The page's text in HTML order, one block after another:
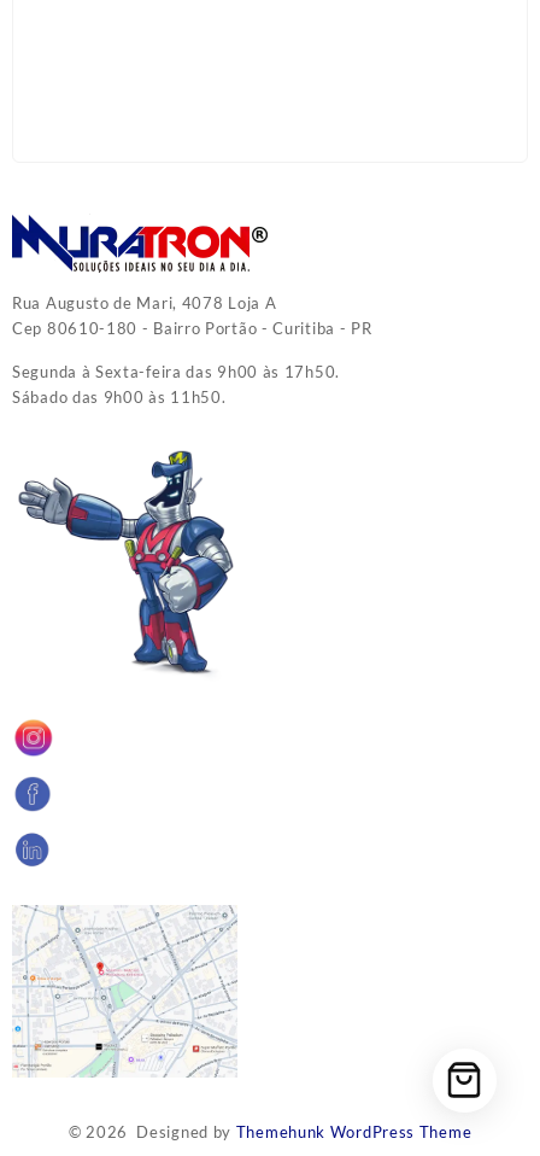
Rua Augusto de Mari, 4078 Loja A
Cep 80610-180 - Bairro Portão - Curitiba - PR
Segunda à Sexta-feira das 9h00 às 17h50.
Sábado das 9h00 às 11h50.
© 2026 Designed by Themehunk WordPress Theme